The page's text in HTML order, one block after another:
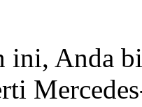
ini, Anda